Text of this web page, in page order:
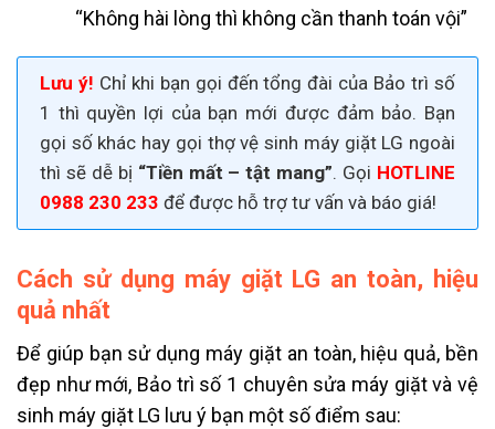
“Không hài lòng thì không cần thanh toán vội”
Lưu ý! Chỉ khi bạn gọi đến tổng đài của Bảo trì số
1 thì quyền lợi của bạn mới được đảm bảo. Bạn
gọi số khác hay gọi thợ vệ sinh máy giặt LG ngoài
thì sẽ dễ bị “Tiền mất – tật mang”. Gọi HOTLINE
0988 230 233 để được hỗ trợ tư vấn và báo giá!
Cách sử dụng máy giặt LG an toàn, hiệu
quả nhất
Để giúp bạn sử dụng máy giặt an toàn, hiệu quả, bền
đẹp như mới, Bảo trì số 1 chuyên sửa máy giặt và vệ
sinh máy giặt LG lưu ý bạn một số điểm sau: